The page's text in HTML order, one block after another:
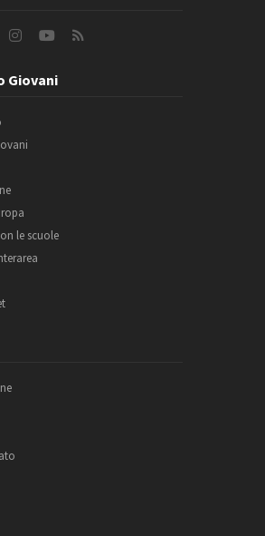
Giovani
le scuole